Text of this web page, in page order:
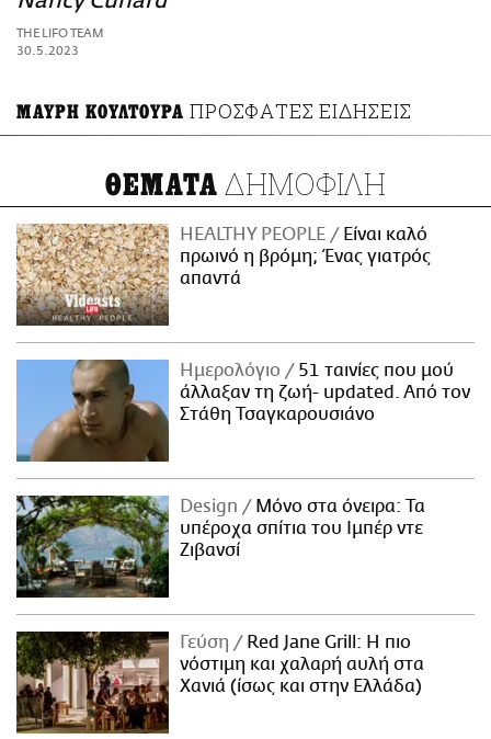
ΑΜΠΑ
PRINT
THE LIFO TEAM
30.5.2023
ΜΑΥΡΗ ΚΟΥΛΤΟΥΡΑ ΠΡΟΣΦΑΤΕΣ ΕΙΔΗΣΕΙΣ
ΘΕΜΑΤΑ ΔΗΜΟΦΙΛΗ
HEALTHY PEOPLE
Είναι καλό
πρωινό η βρόμη; Ένας γιατρός
απαντά
Ημερολόγιο
51 ταινίες που μού
άλλαξαν τη ζωή- updated. Aπό τον
Στάθη Τσαγκαρουσιάνο
Design
Μόνο στα όνειρα: Τα
υπέροχα σπίτια του Ιμπέρ ντε
Ζιβανσί
Γεύση
Red Jane Grill: Η πιο
νόστιμη και χαλαρή αυλή στα
Χανιά (ίσως και στην Ελλάδα)